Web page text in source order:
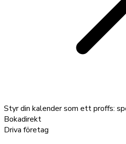
Styr din kalender som ett proffs:
Bokadirekt
Driva företag